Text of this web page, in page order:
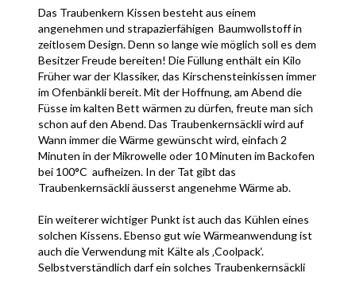
Das Traubenkern Kissen besteht aus einem
angenehmen und strapazierfähigen Baumwollstoff in
zeitlosem Design. Denn so lange wie möglich soll es dem
Besitzer Freude bereiten! Die Füllung enthält ein Kilo
saubere Traubenkerne. Selbstverständlich werden
diese auf natürliche Art und Weise entsteint,
gewaschen und getrocknet. Mit anderen Worten ein
völlig natürliches Produkt ohne Zusätze chemischer
Mittel! Aus diesem Grund ist es auch für Klein und
Gross bestens geeignet!
Früher war der Klassiker, das Kirschensteinkissen immer
im Ofenbänkli bereit. Mit der Hoffnung, am Abend die
Füsse im kalten Bett wärmen zu dürfen, freute man sich
schon auf den Abend. Das Traubenkernsäckli wird auf
dieselbe Weise verwendet. Die Traubenkerne sind
etwas feiner und deshalb für empfindlichere Stellen
angenehmer als der grössere Kirschenstein.
Wann immer die Wärme gewünscht wird, einfach 2
Minuten in der Mikrowelle oder 10 Minuten im Backofen
bei 100°C aufheizen. In der Tat gibt das
Traubenkernsäckli äusserst angenehme Wärme ab.
verbrennen kann. Bitte lassen Sie während dem
Aufheizen das Kissen nicht unbeaufsichtigt!
Ein weiterer wichtiger Punkt ist auch das Kühlen eines
solchen Kissens. Ebenso gut wie Wärmeanwendung ist
auch die Verwendung mit Kälte als ‚Coolpack‘.
Selbstverständlich darf ein solches Traubenkernsäckli